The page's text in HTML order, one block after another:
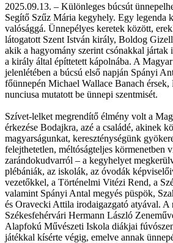
2025.09.13. – Különleges búcsút
Segítő Szűz Mária kegyhely. Egy legenda
valósággá. Ünnepélyes keretek között,
látogatott Szent István király, Boldog
akik a hagyomány szerint csónakkal jártak
a király által építtetett kápolnába. A
jelenlétében a búcsú első napján Spányi
főünnepén Michael Wallace Banach érsek,
nunciusa mutatott be ünnepi szentmisét.
Szívet-lelket megrendítő élmény volt a
érkezése Bodajkra, azé a családé, akinek
magyarságunkat, kereszténységünk
felejthetetlen, méltóságteljes körmenetben
zarándokudvarról – a kegyhelyet
plébániák, az iskolák, az óvodák
vezetőkkel, a Történelmi Vitézi Rend, a
valamint Spányi Antal megyés püspök,
és Oravecki Attila irodaigazgató atyával. A
Székesfehérvári Hermann László
Alapfokú Művészeti Iskola diákjai
játékkal kísérte végig, emelve annak